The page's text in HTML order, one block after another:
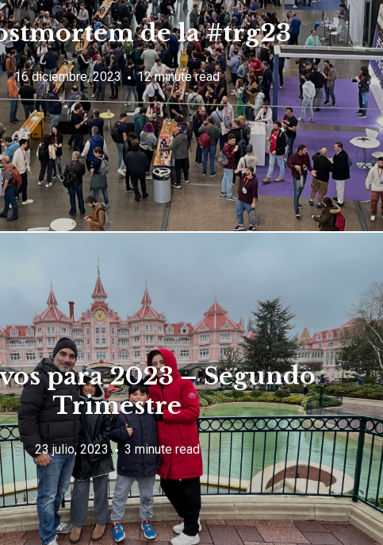
de la #trg23
16 diciembre, 2023 12 minute read
para 2023 – Segundo
Trimestre
23 julio, 2023 3 minute read